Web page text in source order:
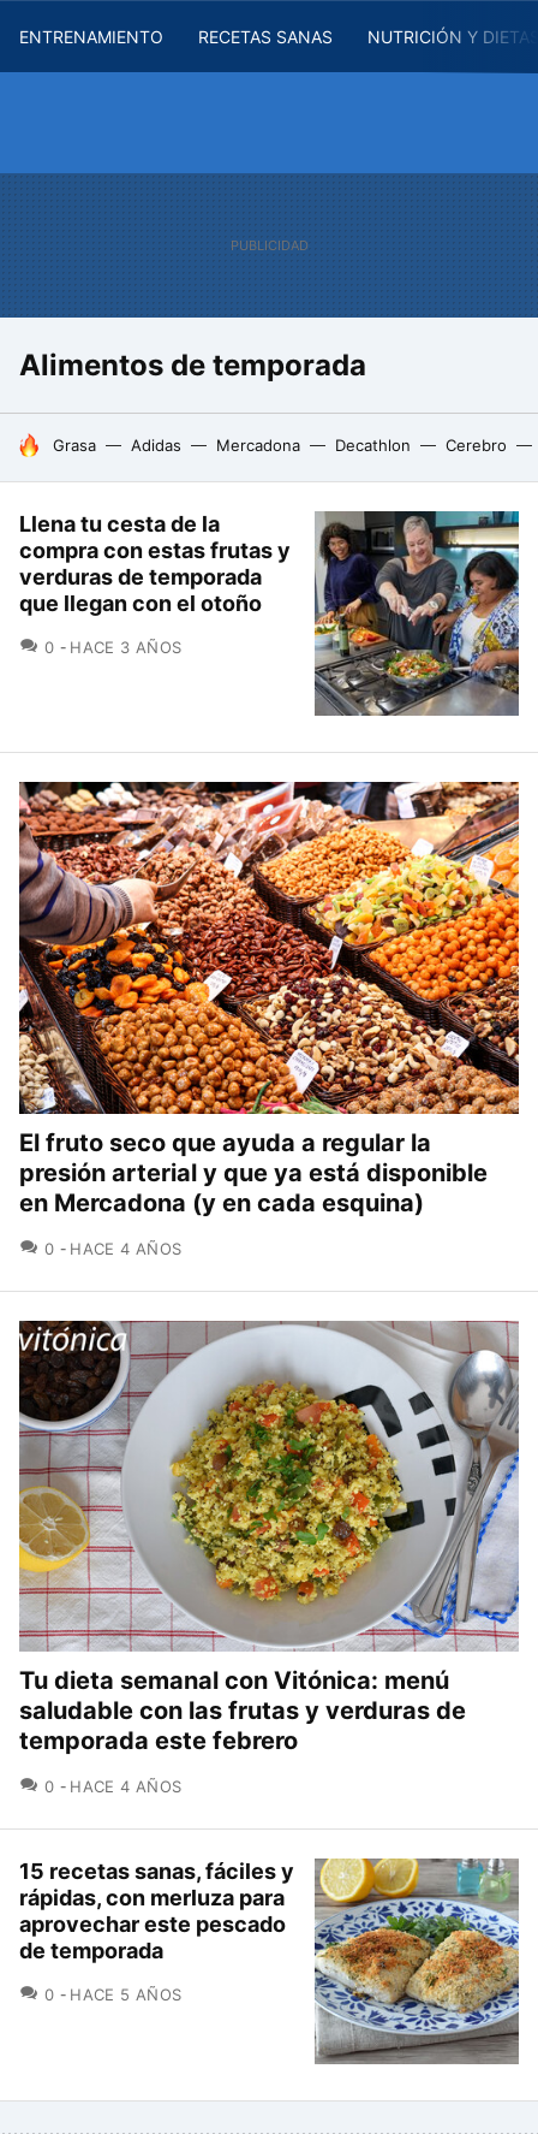
ENTRENAMIENTO RECETAS SANAS NUTRICIÓN Y
Alimentos de temporada
HOY SE HABLA DE
Grasa Adidas Mercadona Decathlon Cerebro
Llena tu cesta de la
compra con estas frutas y
verduras de temporada
que llegan con el otoño
0 COMENTARIOS
HACE 3 AÑOS
El fruto seco que ayuda a regular la
presión arterial y que ya está disponible
en Mercadona (y en cada esquina)
0 COMENTARIOS
HACE 4 AÑOS
Tu dieta semanal con Vitónica: menú
saludable con las frutas y verduras de
temporada este febrero
0 COMENTARIOS
HACE 4 AÑOS
15 recetas sanas, fáciles y
rápidas, con merluza para
aprovechar este pescado
de temporada
0 COMENTARIOS
HACE 5 AÑOS